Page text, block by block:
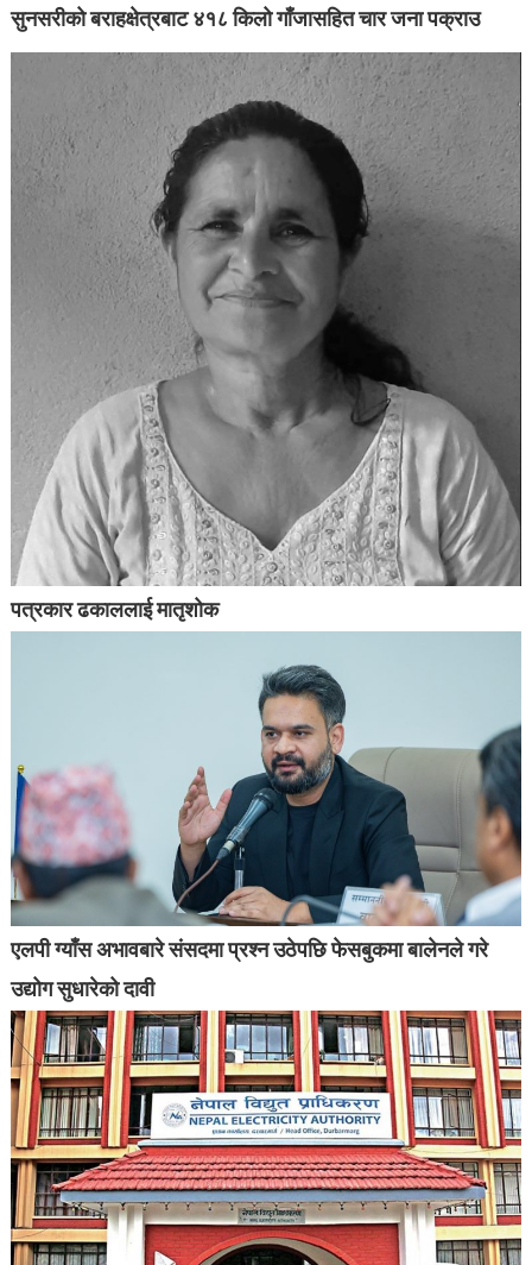
सुनसरीको बराहक्षेत्रबाट ४१८ किलो गाँजासहित चार जना पक्राउ
पत्रकार ढकाललाई मातृशोक
एलपी ग्याँस अभावबारे संसदमा प्रश्न उठेपछि फेसबुकमा बालेनले गरे
उद्योग सुधारेको दावी